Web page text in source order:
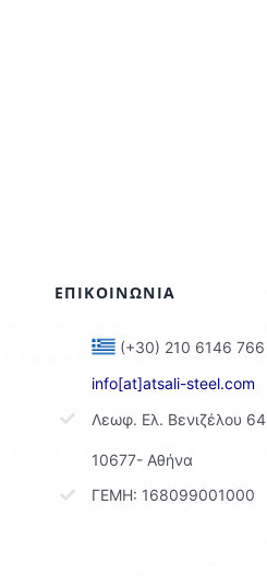
ΕΠΙΚΟΙΝΩΝΙΑ
(+30) 210 6146 766
info[at]atsali-steel.com
Λεωφ. Ελ. Βενιζέλου 64
10677- Αθήνα
ΓΕΜΗ: 168099001000